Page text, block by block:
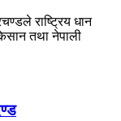
राष्ट्रिय धान
तथा नेपाली